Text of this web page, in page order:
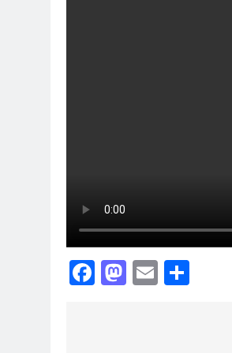
Facebook
Mastodon
Email